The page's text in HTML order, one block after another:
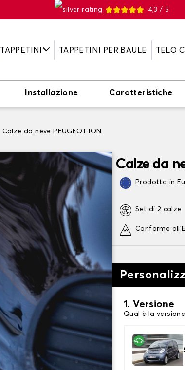
4,3 / 5
TAPPETINI TAPPETINI PER BAULE TELO
Installazione Caratteristiche
Calze da neve PEUGEOT ION
Calze da
Prodotto in
Set di 2 calze
Conforme
1. Versione
Qual è la